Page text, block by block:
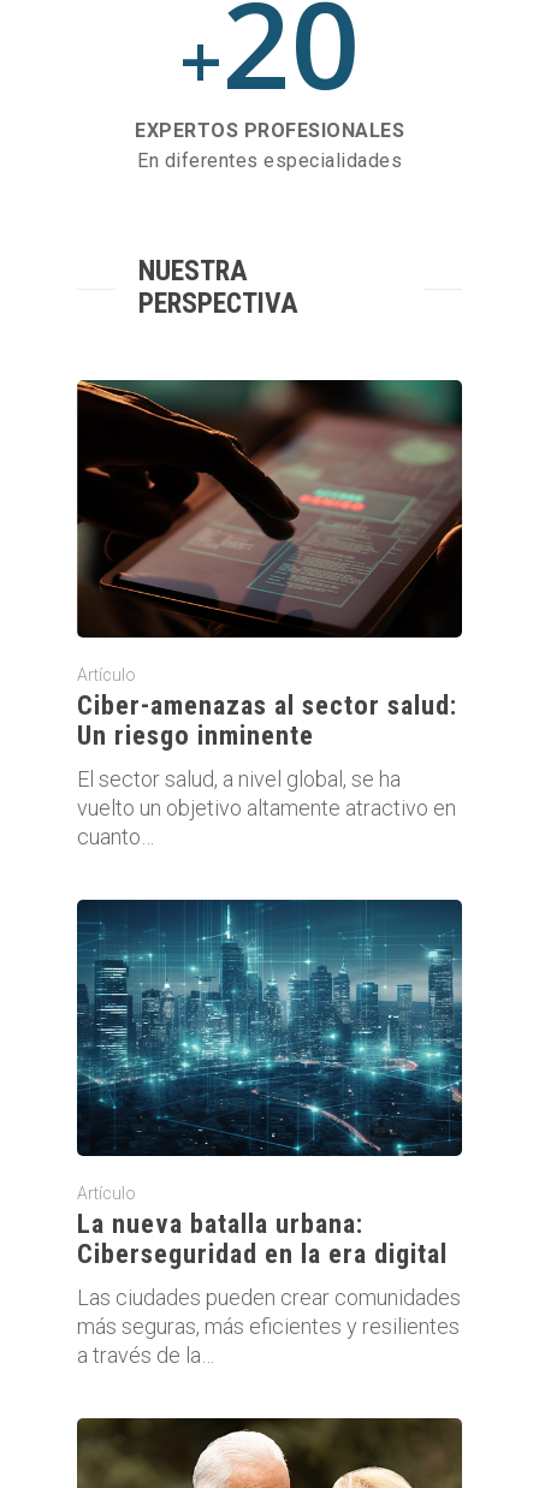
+20
EXPERTOS PROFESIONALES
En diferentes especialidades
NUESTRA
PERSPECTIVA
Artículo
Ciber-amenazas al sector salud:
Un riesgo inminente
El sector salud, a nivel global, se ha
vuelto un objetivo altamente atractivo en
cuanto…
Artículo
La nueva batalla urbana:
Ciberseguridad en la era digital
Las ciudades pueden crear comunidades
más seguras, más eficientes y resilientes
a través de la…